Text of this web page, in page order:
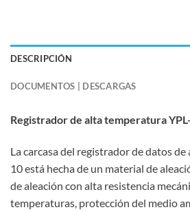
DESCRIPCIÓN
DOCUMENTOS | DESCARGAS
Registrador de alta temperatura
La carcasa del registrador de datos
10 está hecha de un material de
de aleación con alta resistencia
temperaturas, protección del medio